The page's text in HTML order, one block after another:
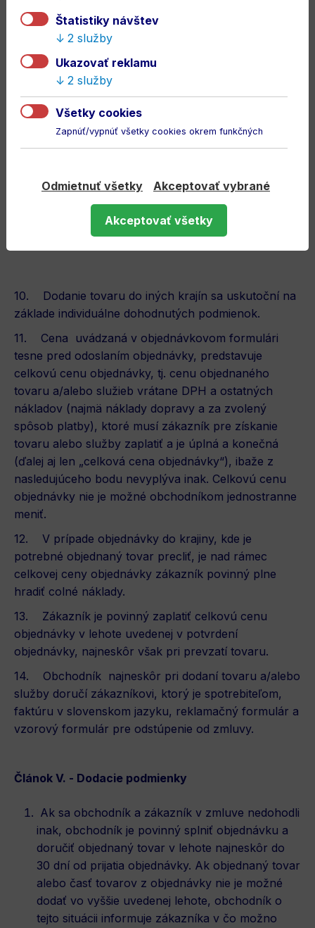
Nemecko
Švajčiarsko
Francúzsko
Belgicko
Švajčiarsko*
28 € 28 €
* nad uvedenú sumu sa pripočítavajú aj colné
náklady v závislosti od cieľovej krajiny doručenia
10. Dodanie tovaru do iných krajín sa uskutoční na
základe individuálne dohodnutých podmienok.
11. Cena uvádzaná v objednávkovom formulári
tesne pred odoslaním objednávky, predstavuje
celkovú cenu objednávky, tj. cenu objednaného
tovaru a/alebo služieb vrátane DPH a ostatných
nákladov (najmä náklady dopravy a za zvolený
spôsob platby), ktoré musí zákazník pre získanie
tovaru alebo služby zaplatiť a je úplná a konečná
(ďalej aj len „celková cena objednávky“), ibaže z
nasledujúceho bodu nevyplýva inak. Celkovú cenu
objednávky nie je možné obchodníkom jednostranne
meniť.
12. V prípade objednávky do krajiny, kde je
potrebné objednaný tovar precliť, je nad rámec
celkovej ceny objednávky zákazník povinný plne
hradiť colné náklady.
13. Zákazník je povinný zaplatiť celkovú cenu
objednávky v lehote uvedenej v potvrdení
objednávky, najneskôr však pri prevzatí tovaru.
14. Obchodník najneskôr pri dodaní tovaru a/alebo
služby doručí zákazníkovi, ktorý je spotrebiteľom,
faktúru v slovenskom jazyku, reklamačný formulár a
vzorový formulár pre odstúpenie od zmluvy.
Článok V. - Dodacie podmienky
Ak sa obchodník a zákazník v zmluve nedohodli
inak, obchodník je povinný splniť objednávku a
doručiť objednaný tovar v lehote najneskôr do
30 dní od prijatia objednávky. Ak objednaný tovar
alebo časť tovarov z objednávky nie je možné
dodať vo vyššie uvedenej lehote, obchodník o
tejto situácii informuje zákazníka v čo možno
Štatistiky návštev
2 služby
Ukazovať reklamu
2 služby
Všetky cookies
Zapnúť/vypnúť všetky cookies okrem funkčných
Odmietnuť všetky Akceptovať vybrané
Akceptovať všetky